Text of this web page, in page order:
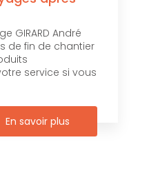
GIRARD André
de fin de chantier
service si vous
En savoir plus